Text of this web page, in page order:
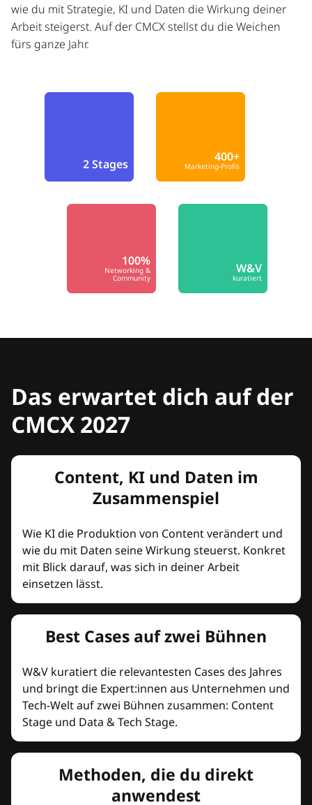
wie du mit Strategie, KI und Daten die Wirkung deiner
Arbeit steigerst. Auf der CMCX stellst du die Weichen
fürs ganze Jahr.
2 Stages 400+
Marketing-Profis
100%
Networking &
Community
W&V
kuratiert
Das erwartet dich auf der
CMCX 2027
Content, KI und Daten im
Zusammenspiel
Wie KI die Produktion von Content verändert und
wie du mit Daten seine Wirkung steuerst. Konkret
mit Blick darauf, was sich in deiner Arbeit
einsetzen lässt.
Best Cases auf zwei Bühnen
W&V kuratiert die relevantesten Cases des Jahres
und bringt die Expert:innen aus Unternehmen und
Tech-Welt auf zwei Bühnen zusammen: Content
Stage und Data & Tech Stage.
Methoden, die du direkt
anwendest